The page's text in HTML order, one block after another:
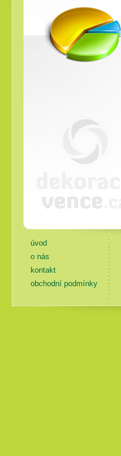
úvod
o nás
kontakt
obchodní podmínky